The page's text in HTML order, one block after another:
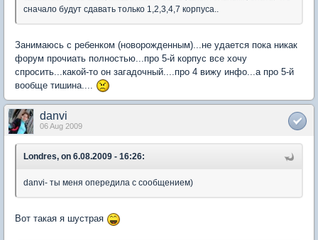
сначало будут сдавать только 1,2,3,4,7 корпуса..
Занимаюсь с ребенком (новорожденным)...не удается пока никак
форум прочиать полностью...про 5-й корпус все хочу
спросить...какой-то он загадочный....про 4 вижу инфо...а про 5-й
вообще тишина....
danvi
06 Aug 2009
Londres, on 6.08.2009 - 16:26:
danvi- ты меня опередила с сообщением)
Вот такая я шустрая